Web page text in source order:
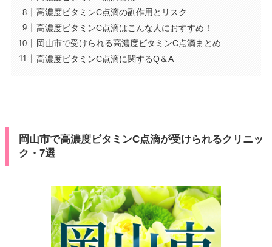
高濃度ビタミンC点滴の副作用とリスク
高濃度ビタミンC点滴はこんな人におすすめ！
岡山市で受けられる高濃度ビタミンC点滴まとめ
高濃度ビタミンC点滴に関するQ＆A
岡山市で高濃度ビタミンC点滴が受けられるクリニッ
ク・7選